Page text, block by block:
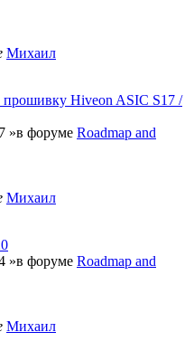
Михаил
Hiveon ASIC S17 /
»в форуме Roadmap and
Михаил
»в форуме Roadmap and
Михаил